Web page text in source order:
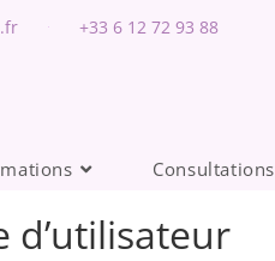
+33 6 12 72 93 88
Consultations
d’utilisateur